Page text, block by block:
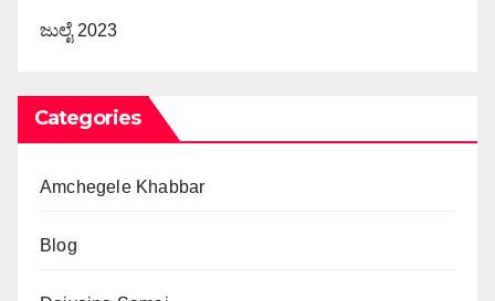
ಜುಲೈ 2023
Categories
Amchegele Khabbar
Blog